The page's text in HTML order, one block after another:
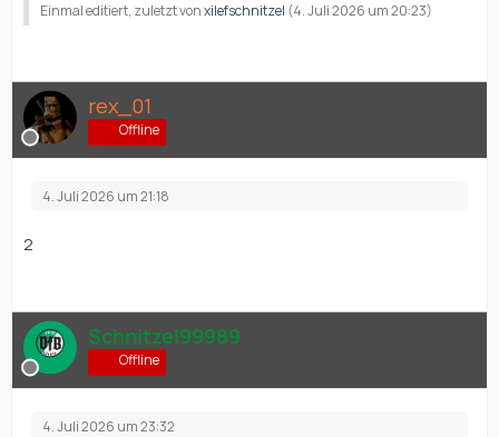
Einmal editiert, zuletzt vonxilefschnitzel (4. Juli 2026 um 20:23)
rex_01
Offline
4. Juli 2026 um 21:18
2
Schnitzel99989
Offline
4. Juli 2026 um 23:32